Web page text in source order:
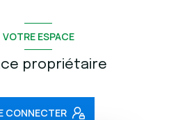
VOTRE ESPACE
propriétaire
CONNECTER